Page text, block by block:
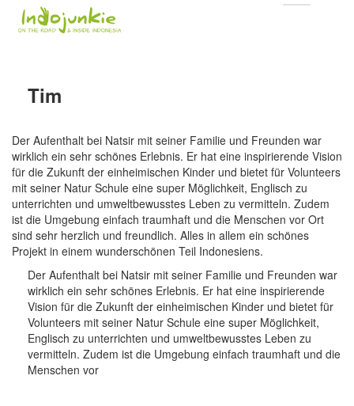
Tim
Der Aufenthalt bei Natsir mit seiner Familie und Freunden war
wirklich ein sehr schönes Erlebnis. Er hat eine inspirierende Vision
für die Zukunft der einheimischen Kinder und bietet für Volunteers
mit seiner Natur Schule eine super Möglichkeit, Englisch zu
unterrichten und umweltbewusstes Leben zu vermitteln. Zudem
ist die Umgebung einfach traumhaft und die Menschen vor Ort
sind sehr herzlich und freundlich. Alles in allem ein schönes
Projekt in einem wunderschönen Teil Indonesiens.
Der Aufenthalt bei Natsir mit seiner Familie und Freunden war
wirklich ein sehr schönes Erlebnis. Er hat eine inspirierende
Vision für die Zukunft der einheimischen Kinder und bietet für
Volunteers mit seiner Natur Schule eine super Möglichkeit,
Englisch zu unterrichten und umweltbewusstes Leben zu
vermitteln. Zudem ist die Umgebung einfach traumhaft und die
Menschen vor